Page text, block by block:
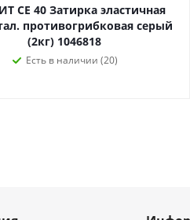
CE 40 Затирка эластичная
противогрибковая серый
(2кг) 1046818
Есть в наличии (20)